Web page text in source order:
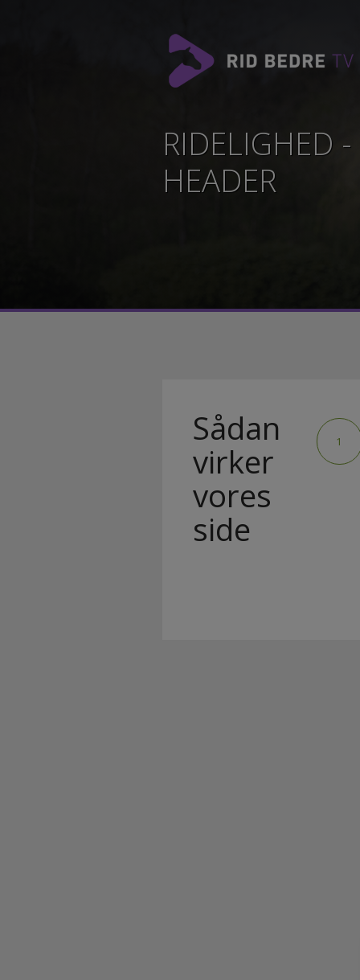
RIDELIGHED -
HEADER
Sådan
virker
vores
side
1